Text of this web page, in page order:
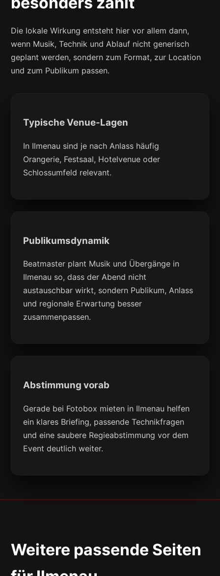
Die lokale Wirkung entsteht hier vor allem dann,
wenn Musik, Technik und Ablauf nicht generisch
geplant werden, sondern zum Format, zur Location
und zum Publikum passen.
Typische Venue-Lagen
In Ilmenau sind je nach Anlass häufig
Orangerie, Festsaal, Hotelvenue oder
Schlossumfeld relevant.
Publikumsdynamik
Beatmaster plant Musik und Übergänge in
Ilmenau so, dass der Abend nicht
austauschbar wirkt, sondern Publikum, Anlass
und regionale Erwartung besser
zusammenpassen.
Abstimmung vorab
Gerade bei Fotobox mieten in Ilmenau helfen
ein klares Briefing, passende Technikfragen
und eine saubere Regieabstimmung vor dem
Event deutlich weiter.
Weitere passende Seiten